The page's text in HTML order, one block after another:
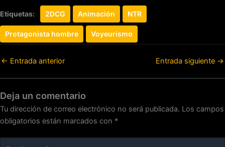
Etiquetas: 2DCG Animación NTR
Protagonista hombre Voyeurismo
← Entrada anterior Entrada siguiente →
Deja un comentario
Tu dirección de correo electrónico no será publicada. Los campos
obligatorios están marcados con *